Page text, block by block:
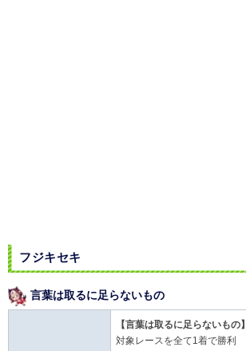
フジキセキ
言葉は取るに足らないもの
【言葉は取るに足らないもの】
対象レースを全て1着で勝利